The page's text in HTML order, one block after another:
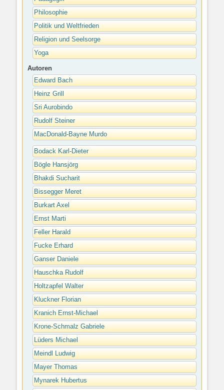
Philosophie
Politik und Weltfrieden
Religion und Seelsorge
Yoga
Autoren
Edward Bach
Heinz Grill
Sri Aurobindo
Rudolf Steiner
MacDonald-Bayne Murdo
Bodack Karl-Dieter
Bögle Hansjörg
Bhakdi Sucharit
Bissegger Meret
Burkart Axel
Ernst Marti
Feller Harald
Fucke Erhard
Ganser Daniele
Hauschka Rudolf
Holtzapfel Walter
Kluckner Florian
Kranich Ernst-Michael
Krone-Schmalz Gabriele
Lüders Michael
Meindl Ludwig
Mayer Thomas
Mynarek Hubertus